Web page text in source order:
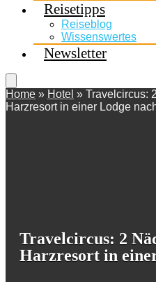
Reisetipps
Reiseblog
Wissenswertes
Newsletter
Home » Hotel » Travelcircus:
Harzresort in einer Lodge
Travelcircus: 2
Harzresort in